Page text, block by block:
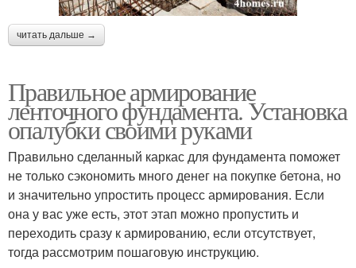
читать дальше →
Правильное армирование
ленточного фундамента. Установка
опалубки своими руками
Правильно сделанный каркас для фундамента поможет
не только сэкономить много денег на покупке бетона, но
и значительно упростить процесс армирования. Если
она у вас уже есть, этот этап можно пропустить и
переходить сразу к армированию, если отсутствует,
тогда рассмотрим пошаговую инструкцию.